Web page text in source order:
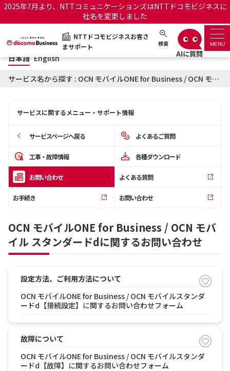
2025年7月より、NTTコミュニケーションズはNTTドコモビジネスに
社名を変更しました
NTTドコモビジネスお客さ
まサポート
検索 MENU
NTTドコモビジネスお客さまサポート 日本語 English
サポートトップ
お知らせ サポートサイトの使い方
OCNのお客さまはこちら
工事・故障情報通知サー
日本語 English
サービス名から探す : OCN モバイルONE for Business / OCN モバイル スタンダードdに関するお問い合わせ
サービスに関するメニュー・サポート情報
サービスページへ戻る よくあるご質問
工事・故障情報 各種ダウンロード
お問い合わせ よくある質問
お手続き お問い合わせ
OCN モバイルONE for Business / OCN モバ
イル スタンダードdに関するお問い合わせ
設定方法、ご利用方法について
OCN モバイルONE for Business / OCN モバイルスタンダ
ードd【接続設定】に関するお問い合わせフォーム
故障について
OCN モバイルONE for Business / OCN モバイルスタンダ
ードd【故障】に関するお問い合わせフォーム